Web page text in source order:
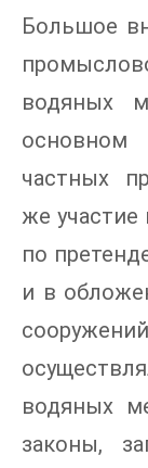
Большое
водяных
частных
же
по
и в
водяных
законы,